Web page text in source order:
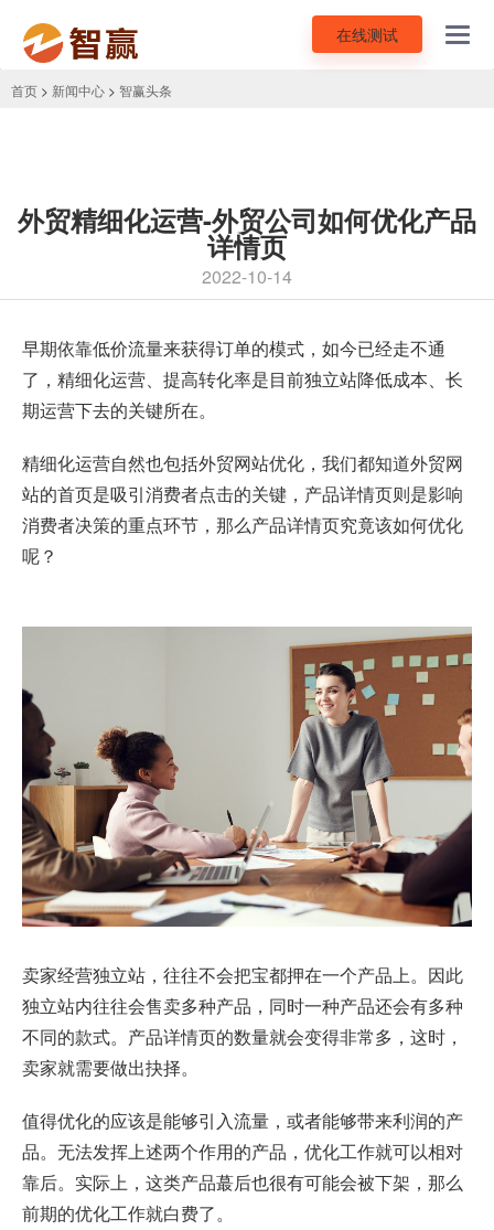
在线测试
首页 > 新闻中心 > 智赢头条
外贸精细化运营-外贸公司如何优化产品
详情页
2022-10-14
早期依靠低价流量来获得订单的模式，如今已经走不通
了，精细化运营、提高转化率是目前独立站降低成本、长
期运营下去的关键所在。
精细化运营自然也包括外贸网站优化，我们都知道外贸网
站的首页是吸引消费者点击的关键，产品详情页则是影响
消费者决策的重点环节，那么产品详情页究竟该如何优化
呢？
卖家经营独立站，往往不会把宝都押在一个产品上。因此
独立站内往往会售卖多种产品，同时一种产品还会有多种
不同的款式。产品详情页的数量就会变得非常多，这时，
卖家就需要做出抉择。
值得优化的应该是能够引入流量，或者能够带来利润的产
品。无法发挥上述两个作用的产品，优化工作就可以相对
靠后。实际上，这类产品蕞后也很有可能会被下架，那么
前期的优化工作就白费了。